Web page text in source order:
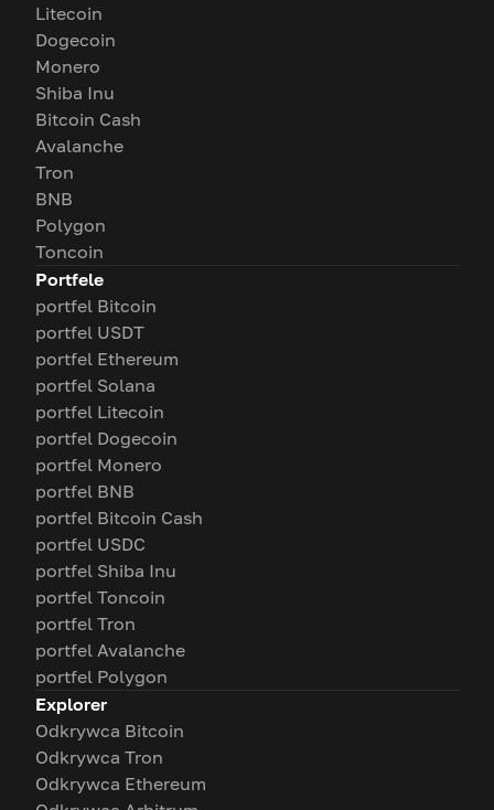
Litecoin
Dogecoin
Monero
Shiba Inu
Bitcoin Cash
Avalanche
Tron
BNB
Polygon
Toncoin
Portfele
portfel Bitcoin
portfel USDT
portfel Ethereum
portfel Solana
portfel Litecoin
portfel Dogecoin
portfel Monero
portfel BNB
portfel Bitcoin Cash
portfel USDC
portfel Shiba Inu
portfel Toncoin
portfel Tron
portfel Avalanche
portfel Polygon
Explorer
Odkrywca Bitcoin
Odkrywca Tron
Odkrywca Ethereum